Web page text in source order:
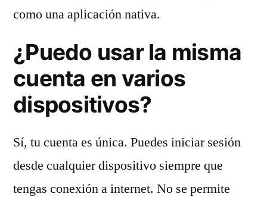
como una aplicación nativa.
¿Puedo usar la misma
cuenta en varios
dispositivos?
Sí, tu cuenta es única. Puedes iniciar sesión
desde cualquier dispositivo siempre que
tengas conexión a internet. No se permite